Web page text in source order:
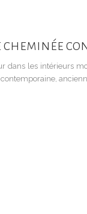
cheminée
dans les intérieurs